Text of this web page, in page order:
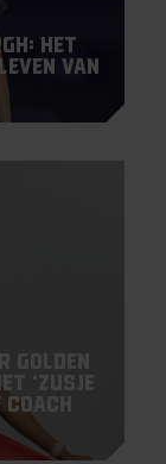
het
van
Golden
‘zusje